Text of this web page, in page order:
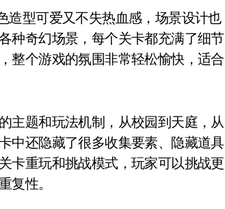
造型可爱又不失热血感，场景设计也
种奇幻场景，每个关卡都充满了细节
整个游戏的氛围非常轻松愉快，适合
主题和玩法机制，从校园到天庭，从
中还隐藏了很多收集要素、隐藏道具
卡重玩和挑战模式，玩家可以挑战更
复性。